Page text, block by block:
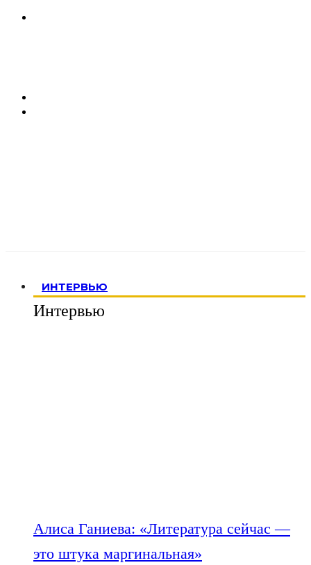
ИНТЕРВЬЮ
Интервью
Алиса Ганиева: «Литература сейчас —
это штука маргинальная»